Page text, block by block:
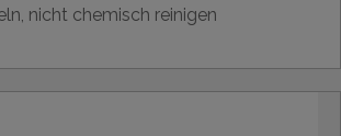
nicht chemisch reinigen